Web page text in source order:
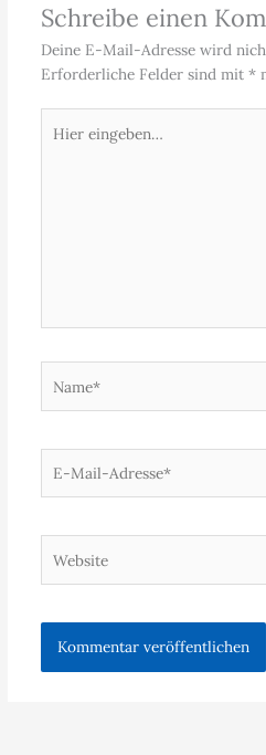
Schreibe einen
Deine E-Mail-Adresse wird
Erforderliche Felder sind mit *
eingeben…
Mail-